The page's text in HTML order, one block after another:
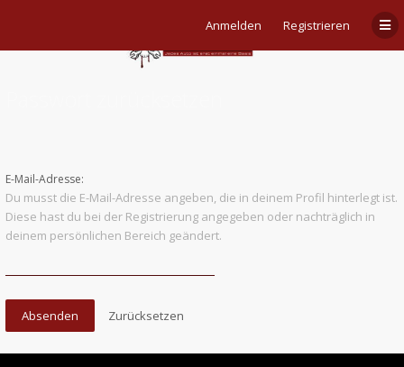
Anmelden Registrieren
E-Mail-Adresse:
Du musst die E-Mail-Adresse angeben, die in deinem Profil hinterlegt ist.
Diese hast du bei der Registrierung angegeben oder nachträglich in
deinem persönlichen Bereich geändert.